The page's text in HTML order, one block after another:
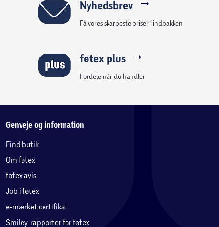
Denne seng er svanemærket. Overfladen er behandlet
med vandbaseret lak, fri for unødige kemikalier og
Bemærk:Sengen leveres uden madras.
Madrassen kan tilkøbes her på hjemmesiden.
Nyhedsbrev
Få vores skarpeste priser i indbakken
føtex plus
Fordele når du handler
Genveje og information
Find butik
Om føtex
føtex avis
Job i føtex
e-mærket certifikat
Smiley-rapporter for føtex